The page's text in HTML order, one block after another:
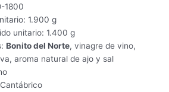
1800
1.900 g
unitario: 1.400 g
Bonito del Norte, vinagre de vino,
aroma natural de ajo y sal